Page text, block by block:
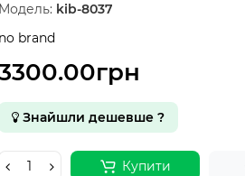
Модель: kib-8037
no brand
Знайшли дешевше ?
Купити